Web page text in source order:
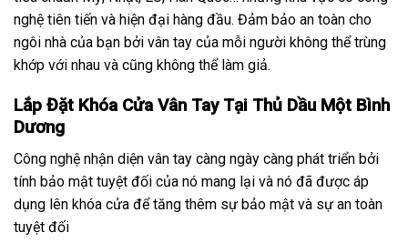
nghệ tiên tiến và hiện đại hàng đầu. Đảm bảo an toàn cho
ngôi nhà của bạn bởi vân tay của mỗi người không thể trùng
khớp với nhau và cũng không thể làm giả.
Lắp Đặt Khóa Cửa Vân Tay Tại Thủ Dầu Một Bình
Dương
Công nghệ nhận diện vân tay càng ngày càng phát triển bởi
tính bảo mật tuyệt đối của nó mang lại và nó đã được áp
dụng lên khóa cửa để tăng thêm sự bảo mật và sự an toàn
tuyệt đối